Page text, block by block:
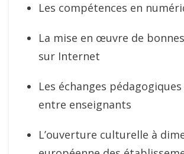
Les compétences en
La mise en œuvre de
sur Internet
Les échanges
entre enseignants
L’ouverture culturelle à